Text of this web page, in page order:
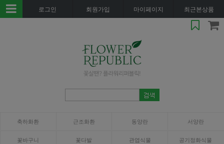
로그인 회원가입 마이페이지 최근본상품
축하화환 근조화환 동양란 서양란
꽃바구니 꽃다발 관엽식물 공기정화식물